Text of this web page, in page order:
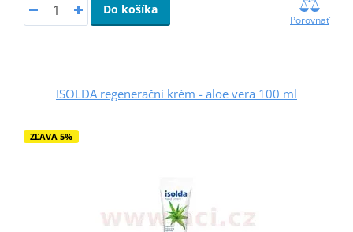
Do košíka
Porovnať
ISOLDA regenerační krém - aloe vera 100 ml
ZĽAVA 5%